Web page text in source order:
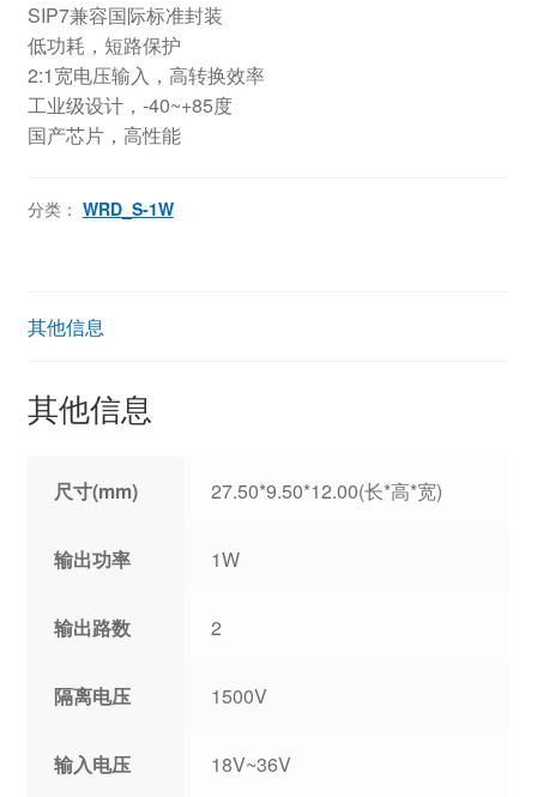
SIP7兼容国际标准封装
低功耗，短路保护
2:1宽电压输入，高转换效率
工业级设计，-40~+85度
国产芯片，高性能
分类： WRD_S-1W
其他信息
其他信息
尺寸(mm) 27.50*9.50*12.00(长*高*宽)
输出功率 1W
输出路数 2
隔离电压 1500V
输入电压 18V~36V